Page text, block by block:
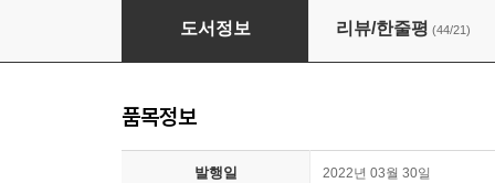
나를 알고 싶을 때 뇌과학을 공부합니다
도서정보 리뷰/한줄평 (44/21)
품목정보
발행일 2022년 03월 30일